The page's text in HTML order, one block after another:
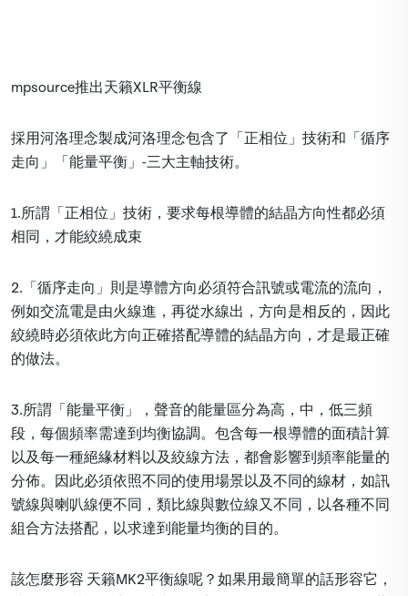
mpsource推出天籟XLR平衡線
採用河洛理念製成河洛理念包含了「正相位」技術和「循序
走向」「能量平衡」-三大主軸技術。
1.所謂「正相位」技術，要求每根導體的結晶方向性都必須
相同，才能絞繞成束
2.「循序走向」則是導體方向必須符合訊號或電流的流向，
例如交流電是由火線進，再從水線出，方向是相反的，因此
絞繞時必須依此方向正確搭配導體的結晶方向，才是最正確
的做法。
3.所謂「能量平衡」，聲音的能量區分為高，中，低三頻
段，每個頻率需達到均衡協調。包含每一根導體的面積計算
以及每一種絕緣材料以及絞線方法，都會影響到頻率能量的
分佈。因此必須依照不同的使用場景以及不同的線材，如訊
號線與喇叭線便不同，類比線與數位線又不同，以各種不同
組合方法搭配，以求達到能量均衡的目的。
該怎麼形容 天籟MK2平衡線呢？如果用最簡單的話形容它，